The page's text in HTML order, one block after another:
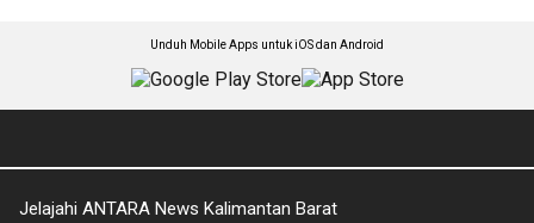
Unduh Mobile Apps untuk iOS dan Android
Jelajahi ANTARA News Kalimantan Barat